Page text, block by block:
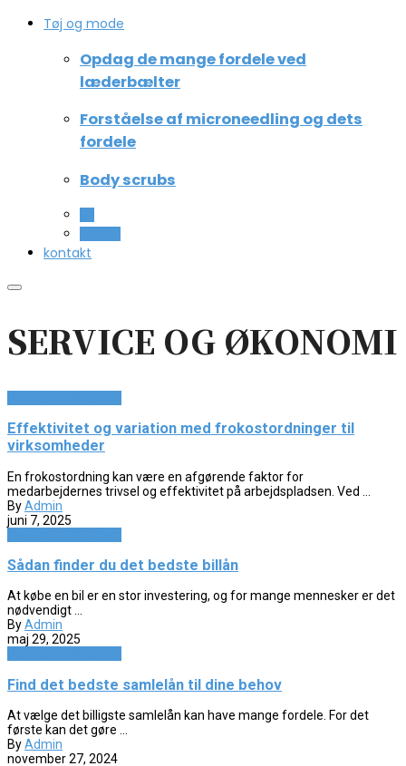
Tøj og mode
Opdag de mange fordele ved
læderbælter
Forståelse af microneedling og dets
fordele
Body scrubs
kontakt
SERVICE OG ØKONOMI
Effektivitet og variation med frokostordninger til
virksomheder
En frokostordning kan være en afgørende faktor for
medarbejdernes trivsel og effektivitet på arbejdspladsen. Ved ...
ByAdmin
juni 7, 2025
Sådan finder du det bedste billån
At købe en bil er en stor investering, og for mange mennesker er det
nødvendigt ...
ByAdmin
maj 29, 2025
Find det bedste samlelån til dine behov
At vælge det billigste samlelån kan have mange fordele. For det
første kan det gøre ...
ByAdmin
november 27, 2024